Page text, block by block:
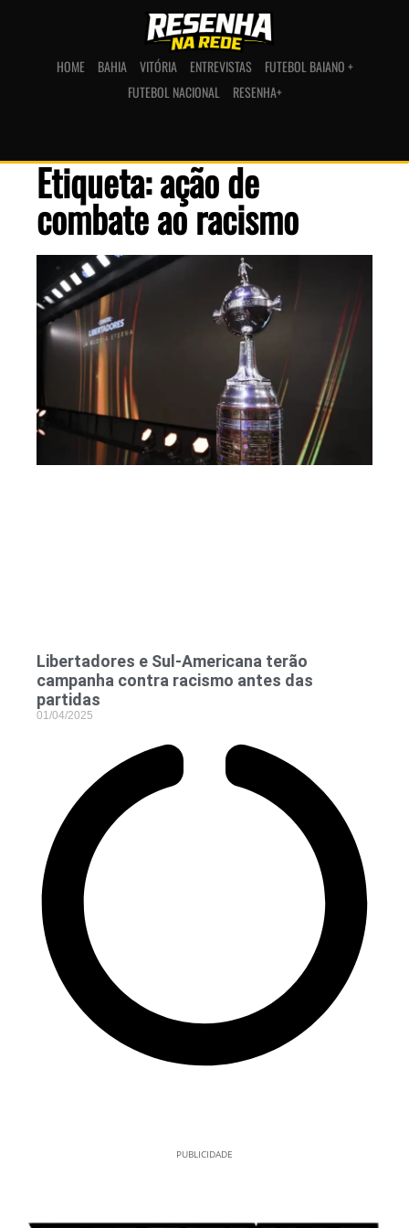
HOME BAHIA VITÓRIA ENTREVISTAS
FUTEBOL BAIANO +
FUTEBOL NACIONAL
RESENHA+
Etiqueta: ação de
combate ao racismo
Libertadores e Sul-Americana terão
campanha contra racismo antes das
partidas
01/04/2025
PUBLICIDADE